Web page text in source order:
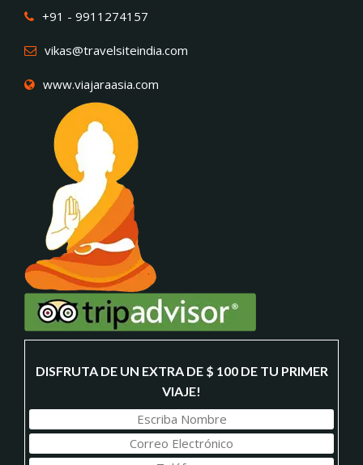
+91 - 9911274157
vikas@travelsiteindia.com
www.viajaraasia.com
DISFRUTA DE UN EXTRA DE $ 100 DE TU PRIMER
VIAJE!